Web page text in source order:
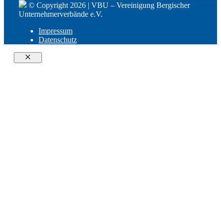
© Copyright 2026 | VBU – Vereinigung Bergischer
Unternehmerverbände e.V.
Impressum
Datenschutz
Close